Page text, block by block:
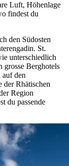
Luft, Höhenlage
findest du
den Südosten
St.
unterschiedlich
grosse Berghotels
auf den
Rhätischen
Region
du passende